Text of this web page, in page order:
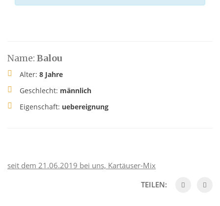
Name: Balou
Alter: 8 Jahre
Geschlecht: männlich
Eigenschaft: uebereignung
seit dem 21.06.2019 bei uns, Kartäuser-Mix
TEILEN: